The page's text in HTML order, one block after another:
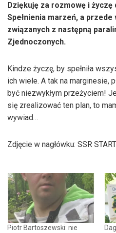
Dziękuję za rozmowę i
Spełnienia marzeń, a
związanych z następną
Zjednoczonych.
Kindze życzę, by spełniła
ich wiele. A tak na marginesie,
być niezwykłym przeżyciem!
się zrealizować ten plan, to
wywiad…
Zdjęcie w nagłówku: SSR
Piotr Bartoszewski: nie